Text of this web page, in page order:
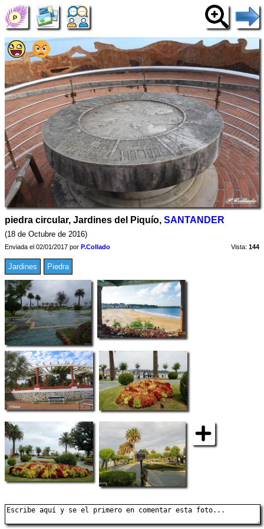
piedra circular, Jardines del Piquío, SANTANDER
(18 de Octubre de 2016)
Enviada el 02/01/2017 por P.Collado Vista: 144
Jardines Piedra